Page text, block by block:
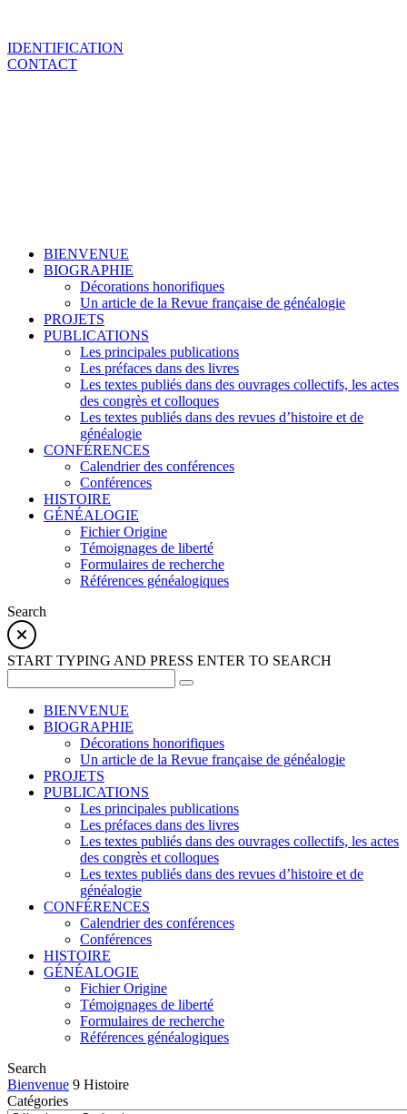
IDENTIFICATION
CONTACT
BIENVENUE
BIOGRAPHIE
Décorations honorifiques
Un article de la Revue française de généalogie
PROJETS
PUBLICATIONS
Les principales publications
Les préfaces dans des livres
Les textes publiés dans des ouvrages collectifs, les actes
des congrès et colloques
Les textes publiés dans des revues d’histoire et de
généalogie
CONFÉRENCES
Calendrier des conférences
Conférences
HISTOIRE
GÉNÉALOGIE
Fichier Origine
Témoignages de liberté
Formulaires de recherche
Références généalogiques
Search
START TYPING AND PRESS ENTER TO SEARCH
BIENVENUE
BIOGRAPHIE
Décorations honorifiques
Un article de la Revue française de généalogie
PROJETS
PUBLICATIONS
Les principales publications
Les préfaces dans des livres
Les textes publiés dans des ouvrages collectifs, les actes
des congrès et colloques
Les textes publiés dans des revues d’histoire et de
généalogie
CONFÉRENCES
Calendrier des conférences
Conférences
HISTOIRE
GÉNÉALOGIE
Fichier Origine
Témoignages de liberté
Formulaires de recherche
Références généalogiques
Search
Bienvenue 9 Histoire
Catégories